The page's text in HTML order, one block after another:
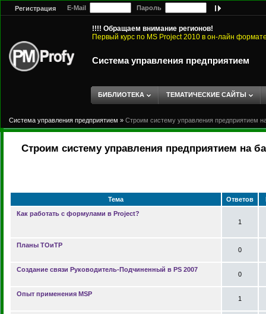
Регистрация E-Mail Пароль
!!!! Обращаем внимание регионов!
Первый курс по MS Project 2010 в он-лайн
Система управления предприятием
БИБЛИОТЕКА ТЕМАТИЧЕСКИЕ САЙТЫ
Система управления предприятием » Строим систему управления предприятием
Строим систему управления предприятием на
Тема Ответов
Как работать с формулами в Project?
1
Планы ТОиТР
0
Создание связи Руководитель-Подчиненный в PS 2007
0
Опыт применения MSP
1